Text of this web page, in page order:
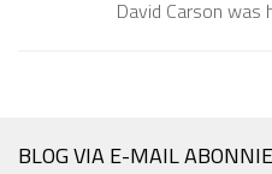
David Carson was
BLOG VIA E-MAIL